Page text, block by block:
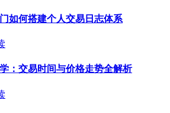
如何搭建个人交易日志体系
：交易时间与价格走势全解析